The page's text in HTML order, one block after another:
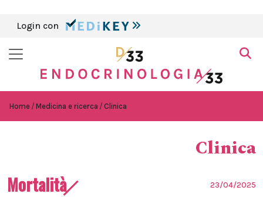
Login con
Home Medicina e ricerca Clinica
Clinica
Mortalità 23/04/2025